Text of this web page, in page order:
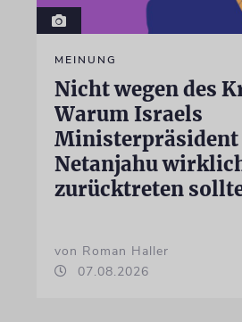
MEINUNG
Nicht wegen des
Warum Israels
Ministerpräsident
Netanjahu
zurücktreten
von Roman Haller
07.08.2026